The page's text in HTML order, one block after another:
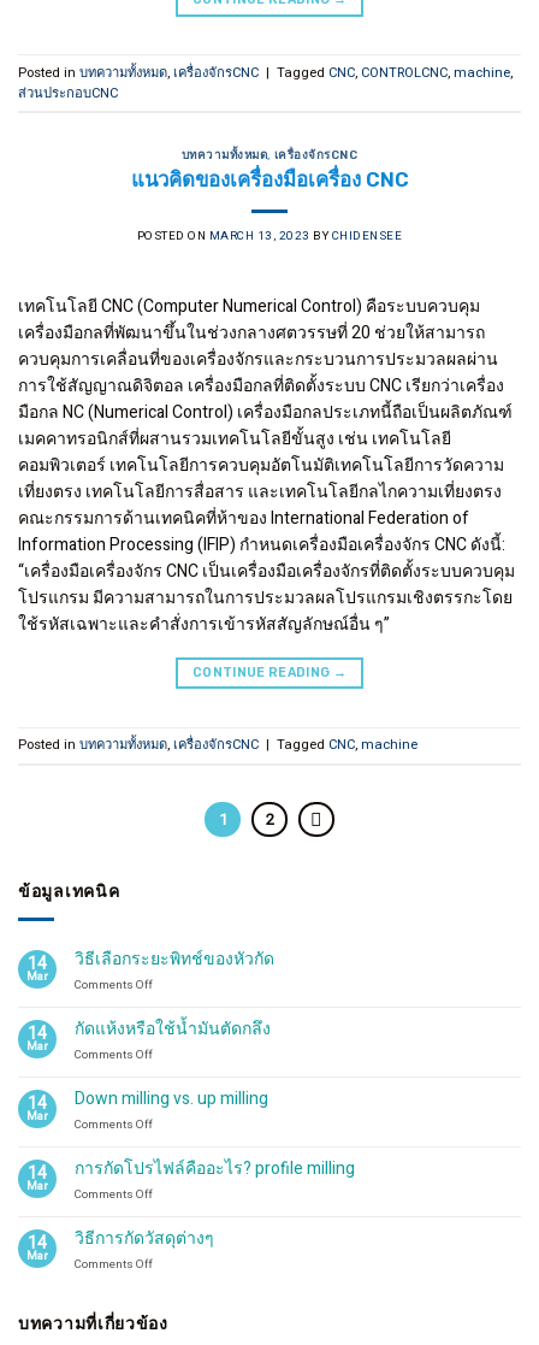
Posted in บทความทั้งหมด, เครื่องจักรCNC | Tagged CNC, CONTROLCNC,machine,
ส่วนประกอบCNC
บทความทั้งหมด, เครื่องจักรCNC
แนวคิดของเครื่องมือเครื่อง CNC
POSTED ON MARCH 13, 2023 BYCHIDENSEE
เทคโนโลยี CNC (Computer Numerical Control) คือระบบควบคุม
เครื่องมือกลที่พัฒนาขึ้นในช่วงกลางศตวรรษที่ 20 ช่วยให้สามารถ
ควบคุมการเคลื่อนที่ของเครื่องจักรและกระบวนการประมวลผลผ่าน
การใช้สัญญาณดิจิตอล เครื่องมือกลที่ติดตั้งระบบ CNC เรียกว่าเครื่อง
มือกล NC (Numerical Control) เครื่องมือกลประเภทนี้ถือเป็นผลิตภัณฑ์
เมคคาทรอนิกส์ที่ผสานรวมเทคโนโลยีขั้นสูง เช่น เทคโนโลยี
คอมพิวเตอร์ เทคโนโลยีการควบคุมอัตโนมัติเทคโนโลยีการวัดความ
เที่ยงตรง เทคโนโลยีการสื่อสาร และเทคโนโลยีกลไกความเที่ยงตรง
คณะกรรมการด้านเทคนิคที่ห้าของ International Federation of
Information Processing (IFIP) กำหนดเครื่องมือเครื่องจักร CNC ดังนี้:
“เครื่องมือเครื่องจักร CNC เป็นเครื่องมือเครื่องจักรที่ติดตั้งระบบควบคุม
โปรแกรม มีความสามารถในการประมวลผลโปรแกรมเชิงตรรกะโดย
ใช้รหัสเฉพาะและคำสั่งการเข้ารหัสสัญลักษณ์อื่น ๆ”
CONTINUE READING →
Posted in บทความทั้งหมด, เครื่องจักรCNC | Tagged CNC,machine
1 2
ข้อมูลเทคนิค
14
Mar
วิธีเลือกระยะพิทช์ของหัวกัด
Comments Offon
เลือก
ระ
ยะ
ของ
หัว
กัด
14
Mar
กัดแห้งหรือใช้น้ำมันตัดกลึง
Comments Offon
หรือ
ใช้
ตัด
กลึง
14
Mar
Down milling vs. up milling
Comments Offon
milling
vs.
up
14
Mar
การกัดโปรไฟล์คืออะไร? profile milling
Comments Offon
กัด
โปรไฟล์
คือ
milling
14
Mar
วิธีการกัดวัสดุต่างๆ
Comments Offon
กัด
วัสดุ
บทความที่เกี่ยวข้อง